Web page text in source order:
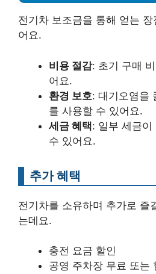
전기차 보조금을 통해 얻는
어요.
비용 절감: 초기 구매
어요.
환경 보호: 대기오염을
를 사용할 수 있어요.
세금 혜택: 일부 세금이
수 있어요.
추가 혜택
전기차를 소유하며 추가로 즐
는데요.
충전 요금 할인
공영 주차장 무료 또는